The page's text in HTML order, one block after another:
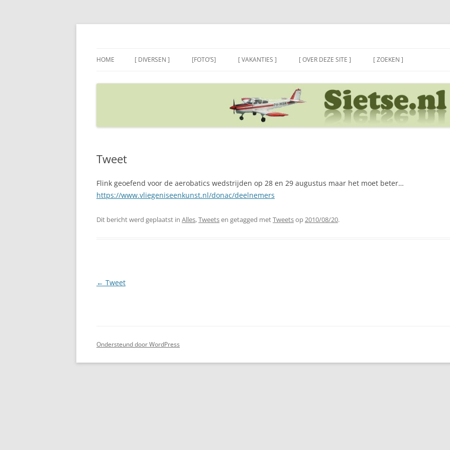
Ga
HOME [ DIVERSEN ] [FOTO’S] [ VAKANTIES ] [ OVER DEZE SITE ] [ ZOEKEN ]
Tweet
Flink geoefend voor de aerobatics wedstrijden op 28 en 29 augustus maar het moet beter…
https://www.vliegeniseenkunst.nl/donac/deelnemers
Dit bericht werd geplaatst in Alles,Tweetsen getagged metTweetsop2010/08/20.
Berichtnavigatie
← Tweet
Ondersteund door WordPress